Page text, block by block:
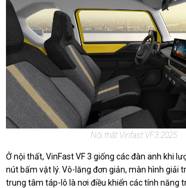
Nội thất Vinfast VF3 2025
Ở nội thất, VinFast VF 3 giống các đàn anh khi
nút bấm vật lý. Vô-lăng đơn giản, màn hình giải
trung tâm táp-lô là nơi điều khiển các tính năng